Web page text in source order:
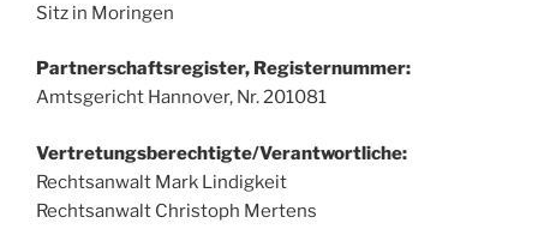
Sitz in Moringen
Partnerschaftsregister, Registernummer:
Amtsgericht Hannover, Nr. 201081
Vertretungsberechtigte/Verantwortliche:
Rechtsanwalt Mark Lindigkeit
Rechtsanwalt Christoph Mertens